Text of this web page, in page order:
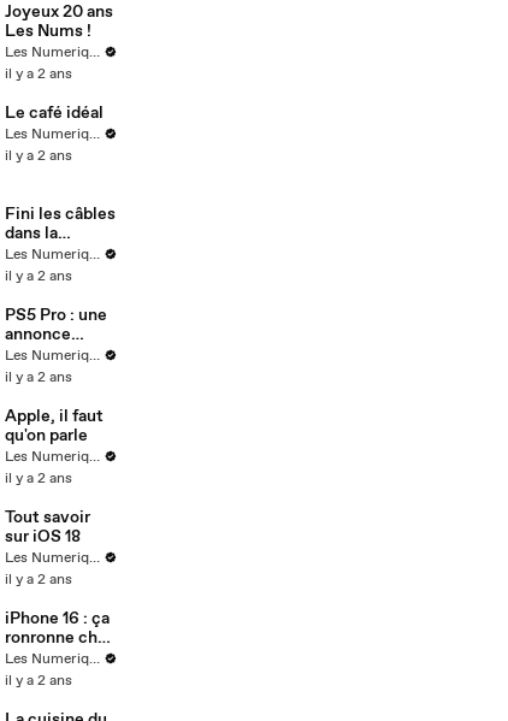
Joyeux 20 ans
Les Nums !
Les Numeriques
il y a 2 ans
Le café idéal
Les Numeriques
il y a 2 ans
Fini les câbles
dans la
cuisine
Les Numeriques
il y a 2 ans
PS5 Pro : une
annonce
décevante ?
Les Numeriques
il y a 2 ans
Apple, il faut
qu'on parle
Les Numeriques
il y a 2 ans
Tout savoir
sur iOS 18
Les Numeriques
il y a 2 ans
iPhone 16 : ça
ronronne chez
Apple
Les Numeriques
il y a 2 ans